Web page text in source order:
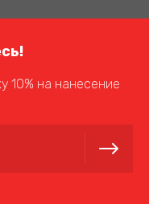
10% на нанесение